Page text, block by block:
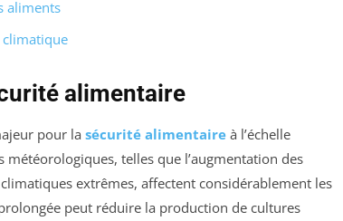
aliments
climatique
alimentaire
pour la sécurité alimentaire à l’échelle
telles que l’augmentation des
extrêmes, affectent considérablement les
peut réduire la production de cultures